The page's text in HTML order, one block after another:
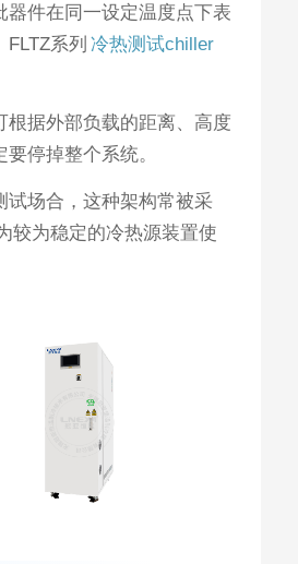
件在同一设定温度点下表
系列 冷热测试chiller
据外部负载的距离、高度
停掉整个系统。
试场合，这种架构常被采
较为稳定的冷热源装置使